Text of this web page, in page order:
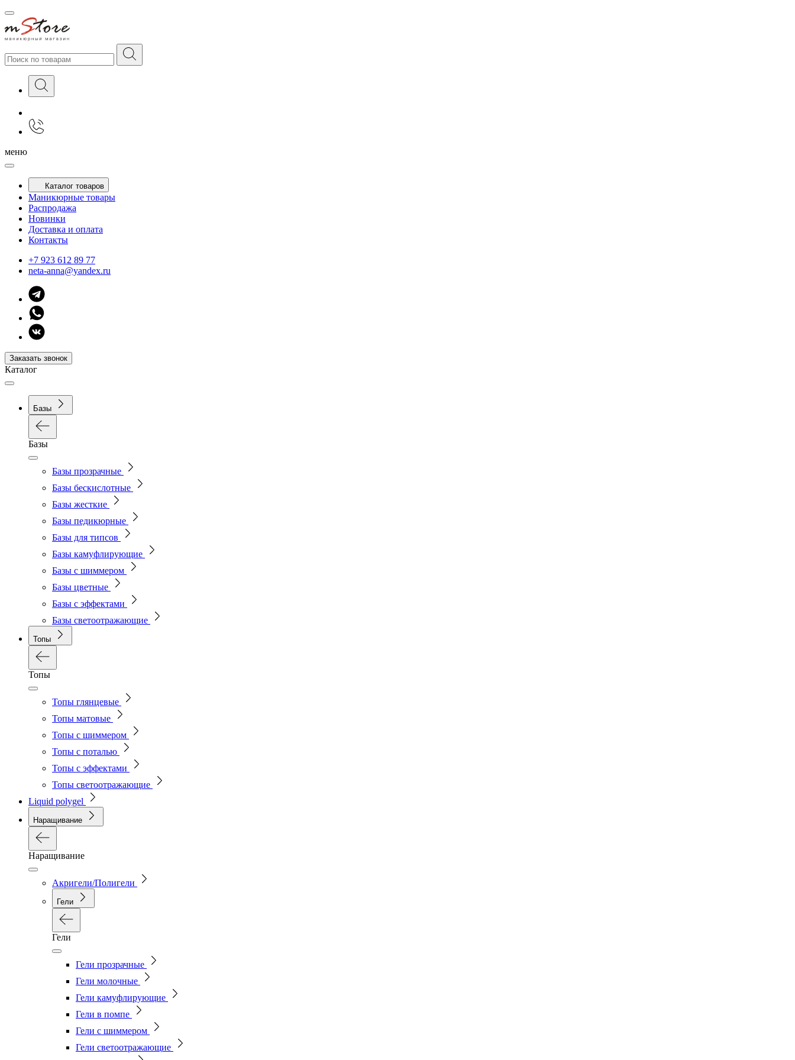
меню
Каталог товаров
Маникюрные товары
Распродажа
Новинки
Доставка и оплата
Контакты
+7 923 612 89 77
neta-anna@yandex.ru
Заказать звонок
Каталог
Базы
Базы
Базы прозрачные
Базы бескислотные
Базы жесткие
Базы педикюрные
Базы для типсов
Базы камуфлирующие
Базы с шиммером
Базы цветные
Базы с эффектами
Базы светоотражающие
Топы
Топы
Топы глянцевые
Топы матовые
Топы с шиммером
Топы с поталью
Топы с эффектами
Топы светоотражающие
Liquid polygel
Наращивание
Наращивание
Акригели/Полигели
Гели
Гели
Гели прозрачные
Гели молочные
Гели камуфлирующие
Гели в помпе
Гели с шиммером
Гели светоотражающие